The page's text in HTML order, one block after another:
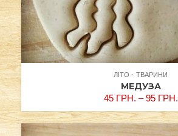
ЛІТО ТВАРИНИ
МЕДУЗА
45 ГРН. –95 ГРН.